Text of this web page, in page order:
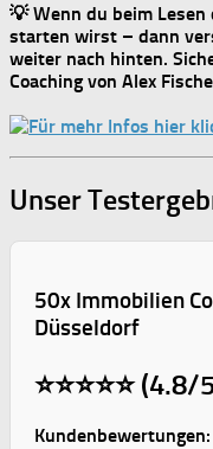
💡 Wenn du beim
starten wirst – dann
weiter nach hinten.
Coaching von Alex
Unser
50x Immobilien
Düsseldorf
⭐⭐⭐⭐⭐ (4.8/